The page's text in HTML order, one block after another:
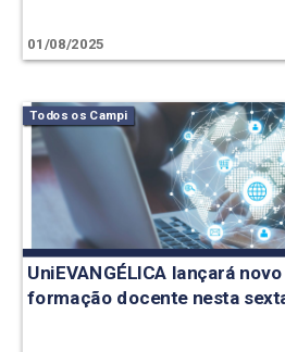
01/08/2025
Todos os Campi
UniEVANGÉLICA lançará
formação docente nesta